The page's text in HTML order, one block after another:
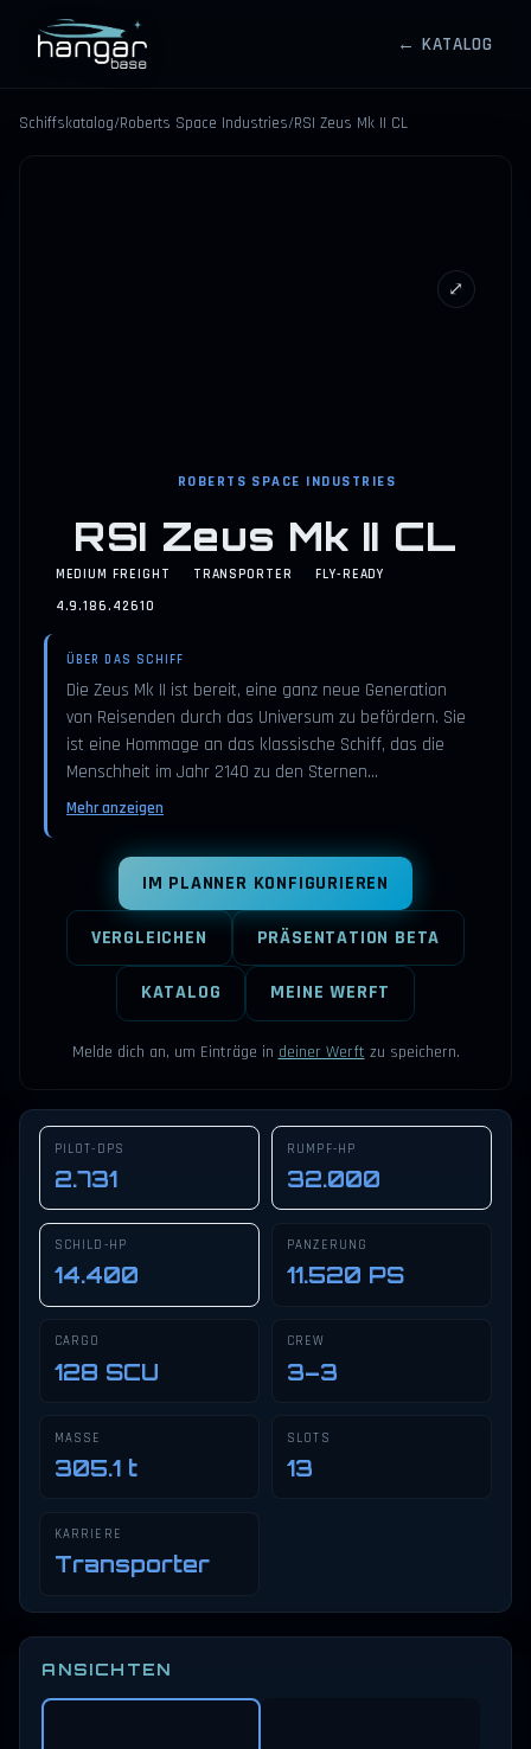
HANGARBASE
← KATALOG
Schiffskatalog/Roberts Space Industries/RSI Zeus Mk II CL
ROBERTS SPACE INDUSTRIES
RSI Zeus Mk II CL
MEDIUM FREIGHT TRANSPORTER
FLY-READY
4.9.186.42610
ÜBER DAS SCHIFF
Die Zeus Mk II ist bereit, eine ganz neue Generation
von Reisenden durch das Universum zu befördern. Sie
ist eine Hommage an das klassische Schiff, das die
Menschheit im Jahr 2140 zu den Sternen…
Mehr anzeigen
IM PLANNER KONFIGURIEREN
VERGLEICHEN PRÄSENTATION BETA
KATALOG MEINE WERFT
Melde dich an, um Einträge in deiner Werft zu speichern.
⤢
PILOT-DPS
2.731
RUMPF-HP
32.000
SCHILD-HP
14.400
PANZERUNG
11.520 PS
CARGO
128 SCU
CREW
3–3
MASSE
305.1 t
SLOTS
13
KARRIERE
Transporter
ANSICHTEN